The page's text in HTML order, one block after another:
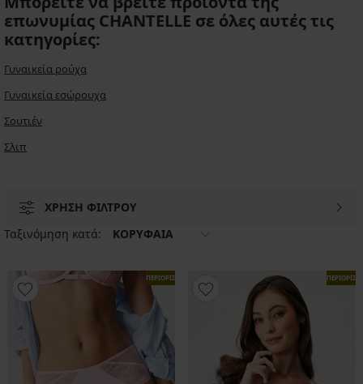
επωνυμίας CHANTELLE σε όλες αυτές τις
κατηγορίες:
Γυναικεία ρούχα
Γυναικεία εσώρουχα
Σουτιέν
Σλιπ
ΧΡΗΣΗ ΦΙΛΤΡΟΥ
Ταξινόμηση κατά:
ΚΟΡΥΦΑΙΑ
ΠΕΡΙΟΡΙΣΜΕΝΑ